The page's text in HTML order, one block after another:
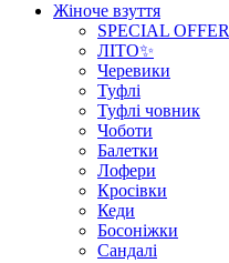
Жіноче взуття
SPECIAL OFFER
ЛІТО✨
Черевики
Туфлі
Туфлі човник
Чоботи
Балетки
Лофери
Кросівки
Кеди
Босоніжки
Сандалі